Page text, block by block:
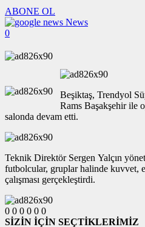
ABONE OL
News
0
Beşiktaş, Trendyol
Rams Başakşehir ile
salonda devam etti.
Teknik Direktör Sergen Yalçın
futbolcular, gruplar halinde kuvvet,
çalışması gerçekleştirdi.
0 0 0 0 0 0
SİZİN İÇİN SEÇTİKLERİMİZ